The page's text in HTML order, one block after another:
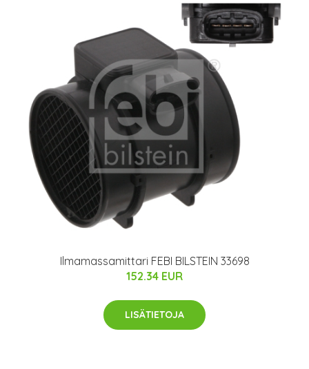
Ilmamassamittari FEBI BILSTEIN 33698
152.34 EUR
LISÄTIETOJA